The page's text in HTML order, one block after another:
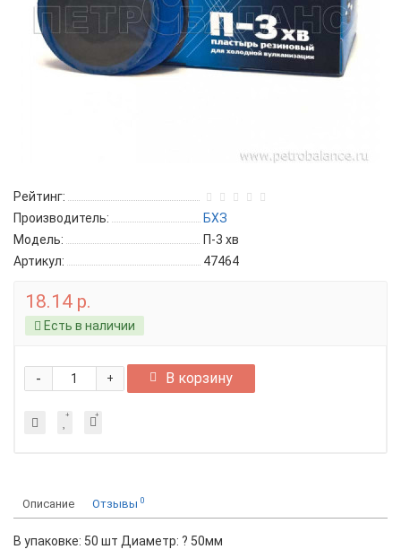
Рейтинг:
Производитель:
БХЗ
Модель:
П-3 хв
Артикул:
47464
18.14 р.
Есть в наличии
+
- В корзину
Описание Отзывы 0
В упаковке: 50 шт Диаметр: ? 50мм